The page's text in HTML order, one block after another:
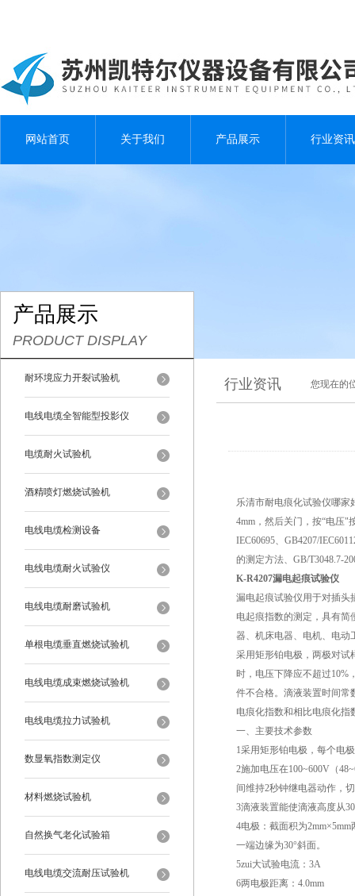
网站首页 关于我们 产品展示 行业资讯
产品展示
PRODUCT DISPLAY
耐环境应力开裂试验机
电线电缆全智能型投影仪
电缆耐火试验机
酒精喷灯燃烧试验机
电线电缆检测设备
电线电缆耐火试验仪
电线电缆耐磨试验机
单根电缆垂直燃烧试验机
电线电缆成束燃烧试验机
电线电缆拉力试验机
数显氧指数测定仪
材料燃烧试验机
自然换气老化试验箱
电线电缆交流耐压试验机
行业资讯 您现在的
乐清市耐电痕化试验仪哪
4mm，然后关门，按“电压"
IEC60695、GB4207/
的测定方法、GB/T3048.7-
K-R4207漏电起痕试验仪
漏电起痕试验仪用于对插头
电起痕指数的测定，具有
器、机床电器、电机、电动
采用矩形铂电极，两极对试
时，电压下降应不超过10%
件不合格。滴液装置时间常
电痕化指数和相比电痕化指
一、主要技术参数
1采用矩形铂电极，每个电
2施加电压在100~600V（
间维持2秒钟继电器动作，
3滴液装置能使滴液高度从
4电极：截面积为
一端边缘为30°斜面。
5zui大试验电流：3A
6两电极距离：4.0mm